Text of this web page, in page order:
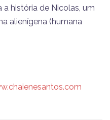
a história de Nicolas, um
alienígena (humana